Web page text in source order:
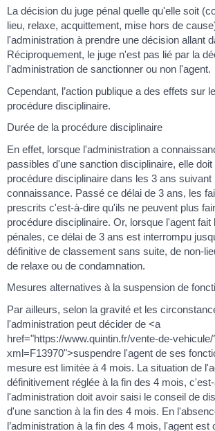
La décision du juge pénal quelle qu'elle soit
lieu, relaxe, acquittement, mise hors de
l'administration à prendre une décision allant
Réciproquement, le juge n'est pas lié par la
l'administration de sanctionner ou non l'agent.
Cependant, l’action publique a des effets sur
procédure disciplinaire.
Durée de la procédure disciplinaire
En effet, lorsque l'administration a
passibles d'une sanction disciplinaire, elle doit
procédure disciplinaire dans les 3 ans suivant
connaissance. Passé ce délai de 3 ans, les
prescrits c'est-à-dire qu'ils ne peuvent plus
procédure disciplinaire. Or, lorsque l'agent fait
pénales, ce délai de 3 ans est interrompu
définitive de classement sans suite, de non-
de relaxe ou de condamnation.
Mesures alternatives à la suspension de
Par ailleurs, selon la gravité et les
l'administration peut décider de <a
href="https://www.quintin.fr/vente-de-vehicule/
xml=F13970">suspendre l'agent de ses
mesure est limitée à 4 mois. La situation de
définitivement réglée à la fin des 4 mois,
l'administration doit avoir saisi le conseil de
d'une sanction à la fin des 4 mois. En
l’administration à la fin des 4 mois, l'agent est